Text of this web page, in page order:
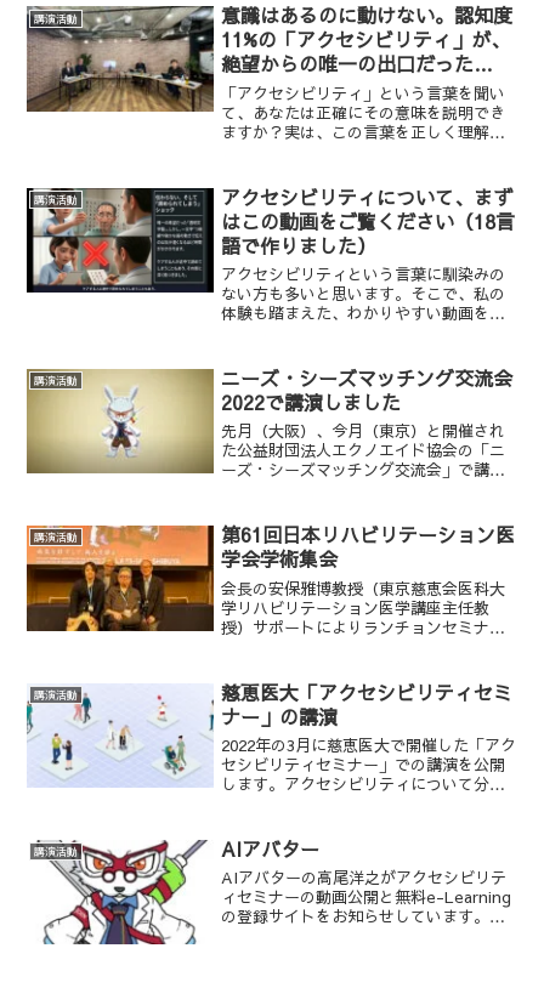
講演活動
意識はあるのに動けない。認知度
11%の「アクセシビリティ」が、
絶望からの唯一の出口だった
【ReHacQ SP】
「アクセシビリティ」という言葉を聞い
て、あなたは正確にその意味を説明でき
ますか？実は、この言葉を正しく理解し
のが日本の現状です。今回ご紹介する動
画「ReHacQ SP...
講演活動
アクセシビリティについて、まず
はこの動画をご覧ください（18言
語で作りました）
アクセシビリティという言葉に馴染みの
ない方も多いと思います。そこで、私の
体験も踏まえた、わかりやすい動画を１
ルダウンメニューで言語を選べば、ご覧
になれます。ようこそ、ア...
講演活動
ニーズ・シーズマッチング交流会
2022で講演しました
先月（大阪）、今月（東京）と開催され
た公益財団法人エクノエイド協会の「ニ
ーズ・シーズマッチング交流会」で講演
的に、障害当事者をはじめ、ご家族や福
祉・医療従事者などの「機...
講演活動
第61回日本リハビリテーション医
学会学術集会
会長の安保雅博教授（東京慈恵会医科大
学リハビリテーション医学講座主任教
授）サポートによりランチョンセミナー
ビリテーション医学会学術集会#アクセシ
ビリティ
講演活動
慈恵医大「アクセシビリティセミ
ナー」の講演
2022年の3月に慈恵医大で開催した「アク
セシビリティセミナー」での講演を公開
します。アクセシビリティについて分か
講演活動 AIアバター
AIアバターの高尾洋之がアクセシビリテ
ィセミナーの動画公開と無料e-Learning
の登録サイトをお知らせしています。興